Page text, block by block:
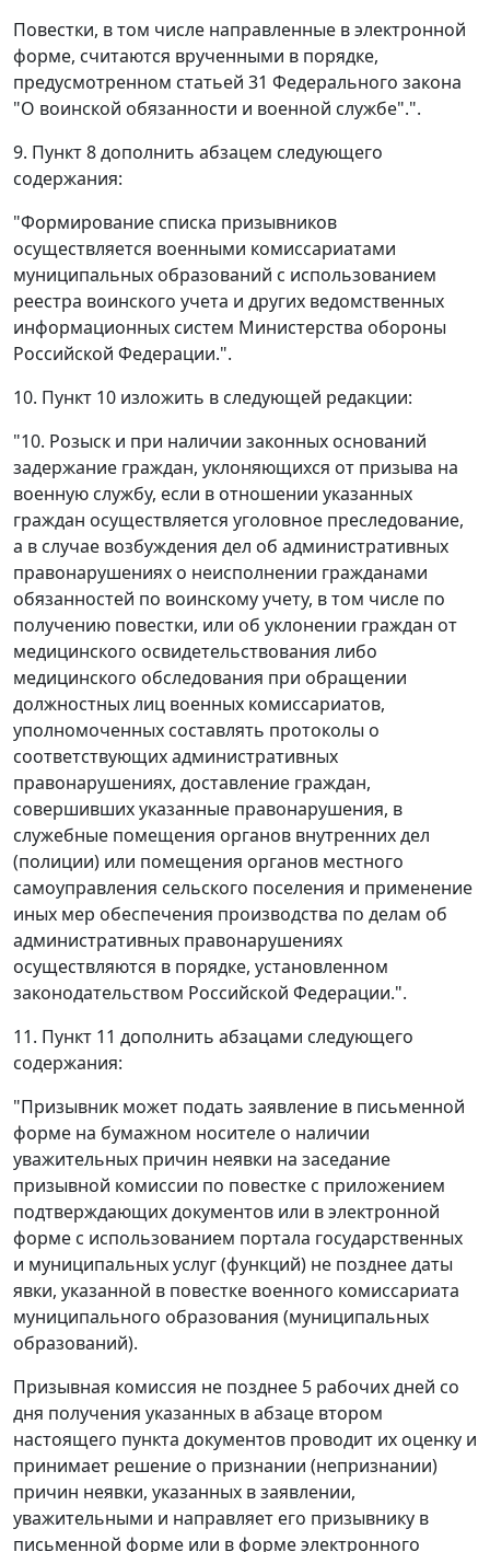
Повестки, в том числе направленные в электронной
форме, считаются врученными в порядке,
предусмотренном статьей 31 Федерального закона
"О воинской обязанности и военной службе".".
9. Пункт 8 дополнить абзацем следующего
содержания:
"Формирование списка призывников
осуществляется военными комиссариатами
муниципальных образований с использованием
реестра воинского учета и других ведомственных
информационных систем Министерства обороны
Российской Федерации.".
10. Пункт 10 изложить в следующей редакции:
"10. Розыск и при наличии законных оснований
задержание граждан, уклоняющихся от призыва на
военную службу, если в отношении указанных
граждан осуществляется уголовное преследование,
а в случае возбуждения дел об административных
правонарушениях о неисполнении гражданами
обязанностей по воинскому учету, в том числе по
получению повестки, или об уклонении граждан от
медицинского освидетельствования либо
медицинского обследования при обращении
должностных лиц военных комиссариатов,
уполномоченных составлять протоколы о
соответствующих административных
правонарушениях, доставление граждан,
совершивших указанные правонарушения, в
служебные помещения органов внутренних дел
(полиции) или помещения органов местного
самоуправления сельского поселения и применение
иных мер обеспечения производства по делам об
административных правонарушениях
осуществляются в порядке, установленном
законодательством Российской Федерации.".
11. Пункт 11 дополнить абзацами следующего
содержания:
"Призывник может подать заявление в письменной
форме на бумажном носителе о наличии
уважительных причин неявки на заседание
призывной комиссии по повестке с приложением
подтверждающих документов или в электронной
форме с использованием портала государственных
и муниципальных услуг (функций) не позднее даты
явки, указанной в повестке военного комиссариата
муниципального образования (муниципальных
образований).
Призывная комиссия не позднее 5 рабочих дней со
дня получения указанных в абзаце втором
настоящего пункта документов проводит их оценку и
принимает решение о признании (непризнании)
причин неявки, указанных в заявлении,
уважительными и направляет его призывнику в
письменной форме или в форме электронного